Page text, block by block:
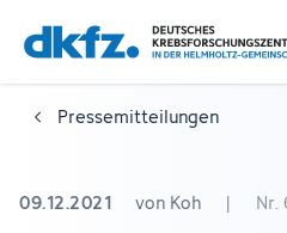
Zum
Hauptinhalt
springen
Zur
Fußzeile
springen
Pressemitteilungen
09.12.2021 von Koh | Nr.